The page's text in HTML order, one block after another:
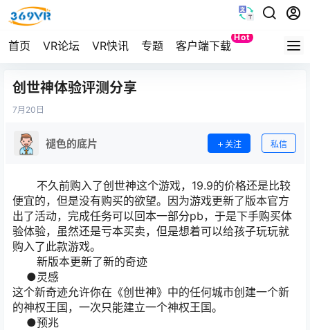
首页 VR论坛 VR快讯 专题 客户端下载
Hot
Quest
创世神体验评测分享
7月 20日
褪色的底片 关注 私信
不久前购入了创世神这个游戏，19.9的价格还是比较
便宜的，但是没有购买的欲望。因为游戏更新了版本官方
出了活动，完成任务可以回本一部分pb，于是下手购买体
验体验，虽然还是亏本买卖，但是想着可以给孩子玩玩就
购入了此款游戏。
新版本更新了新的奇迹
●灵感
这个新奇迹允许你在《创世神》中的任何城市创建一个新
的神权王国，一次只能建立一个神权王国。
●预兆